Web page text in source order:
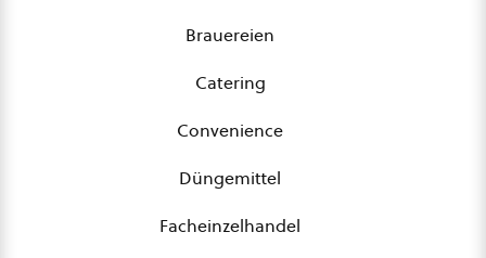
Brauereien
Catering
Convenience
Düngemittel
Facheinzelhandel